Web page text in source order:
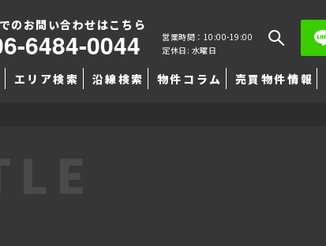
のお問い合わせはこちら
6484-0044
営業時間：10:00-19:00
定休日: 水曜日
エリア検索 沿線検索 物件コラム 売買物件情報